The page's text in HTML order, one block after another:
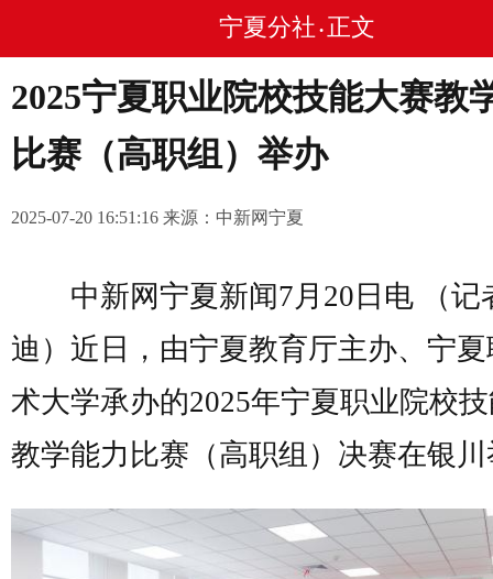
宁夏分社 • 正文
2025宁夏职业院校技能大赛教
比赛（高职组）举办
2025-07-20 16:51:16 来源：中新网宁夏
中新网宁夏新闻7月20日电 （记
迪）近日，由宁夏教育厅主办、宁
术大学承办的2025年宁夏职业院校
教学能力比赛（高职组）决赛在银